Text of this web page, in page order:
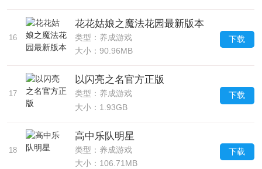
16
花花姑娘之魔法花园最新版本
类型：养成游戏
大小：90.96MB
下载
17
以闪亮之名官方正版
类型：养成游戏
大小：1.93GB
下载
18
高中乐队明星
类型：养成游戏
大小：106.71MB
下载